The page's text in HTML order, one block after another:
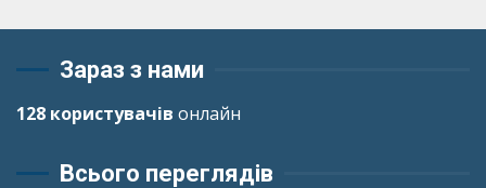
Зараз з нами
128 користувачів онлайн
Всього переглядів